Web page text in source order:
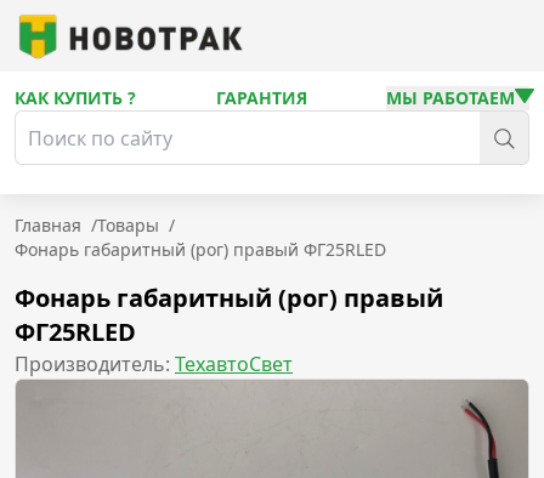
КАК КУПИТЬ ? ГАРАНТИЯ МЫ РАБОТАЕМ
Главная /Товары /
Фонарь габаритный (рог) правый ФГ25RLED
Фонарь габаритный (рог) правый
ФГ25RLED
Производитель: ТехавтоСвет